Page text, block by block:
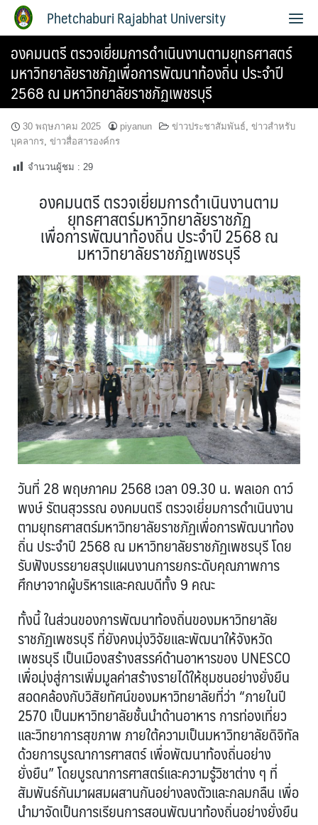
Phetchaburi Rajabhat University
องคมนตรี ตรวจเยี่ยมการดำเนินงานตามยุทธศาสตร์
มหาวิทยาลัยราชภัฏเพื่อการพัฒนาท้องถิ่น ประจำปี
2568 ณ มหาวิทยาลัยราชภัฏเพชรบุรี
30 พฤษภาคม 2025 piyanun ข่าวประชาสัมพันธ์, ข่าวสำหรับ
บุคลากร, ข่าวสื่อสารองค์กร
จำนวนผู้ชม : 29
องคมนตรี ตรวจเยี่ยมการดำเนินงานตาม
ยุทธศาสตร์มหาวิทยาลัยราชภัฏ
เพื่อการพัฒนาท้องถิ่น ประจำปี 2568 ณ
มหาวิทยาลัยราชภัฏเพชรบุรี
วันที่ 28 พฤษภาคม 2568 เวลา 09.30 น. พลเอก ดาว์
พงษ์ รัตนสุวรรณ องคมนตรี ตรวจเยี่ยมการดำเนินงาน
ตามยุทธศาสตร์มหาวิทยาลัยราชภัฏเพื่อการพัฒนาท้อง
ถิ่น ประจำปี 2568 ณ มหาวิทยาลัยราชภัฏเพชรบุรี โดย
รับฟังบรรยายสรุปแผนงานการยกระดับคุณภาพการ
ศึกษาจากผู้บริหารและคณบดีทั้ง 9 คณะ
ทั้งนี้ ในส่วนของการพัฒนาท้องถิ่นของมหาวิทยาลัย
ราชภัฏเพชรบุรี ที่ยังคงมุ่งวิจัยและพัฒนาให้จังหวัด
เพชรบุรี เป็นเมืองสร้างสรรค์ด้านอาหารของ UNESCO
เพื่อมุ่งสู่การเพิ่มมูลค่าสร้างรายได้ให้ชุมชนอย่างยั่งยืน
สอดคล้องกับวิสัยทัศน์ของมหาวิทยาลัยที่ว่า “ภายในปี
2570 เป็นมหาวิทยาลัยชั้นนำด้านอาหาร การท่องเที่ยว
และวิทยาการสุขภาพ ภายใต้ความเป็นมหาวิทยาลัยดิจิทัล
ด้วยการบูรณาการศาสตร์ เพื่อพัฒนาท้องถิ่นอย่าง
ยั่งยืน” โดยบูรณาการศาสตร์และความรู้วิชาต่าง ๆ ที่
สัมพันธ์กันมาผสมผสานกันอย่างลงตัวและกลมกลืน เพื่อ
นำมาจัดเป็นการเรียนการสอนพัฒนาท้องถิ่นอย่างยั่งยืน